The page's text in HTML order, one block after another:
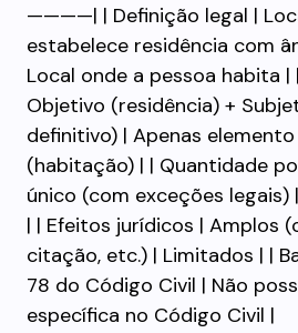
————| | Definição legal |
estabelece residência com
Local onde a pessoa habita |
Objetivo (residência) +
definitivo) | Apenas
(habitação) | | Quantidade
único (com exceções legais)
| | Efeitos jurídicos | Amplos
citação, etc.) | Limitados | |
78 do Código Civil | Não
específica no Código Civil |